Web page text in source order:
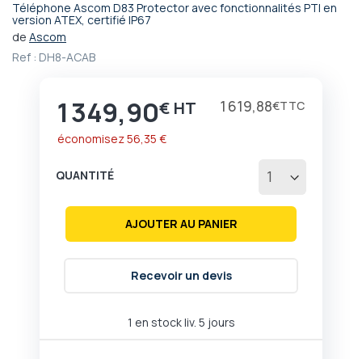
Téléphone Ascom D83 Protector avec fonctionnalités PTI en
version ATEX, certifié IP67
de Ascom
Ref : DH8-ACAB
Prix
1 349,90€ 1 619,88€
économisez56,35 €
1 en stock liv. 5 jours
QUANTITÉ
AJOUTER AU PANIER
Recevoir un devis
Passer
au
de
d’images